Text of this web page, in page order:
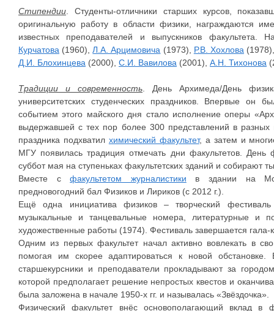
Стипендии . Студенты-отличники старших курсов,
оригинальную работу в области физики, награждаются
известных преподавателей и выпускников факультета.
Курчатова (1960),Л.А. Арцимовича (1973), Р.В. Хохлова
Д.И. Блохинцева (2000), С.И. Вавилова (2001), А.Н. Тихонова
Традиции и современность . День Архимеда/День
университетских студенческих праздников. Впервые
событием этого майского дня стало исполнение оперы
выдержавшей с тех пор более 300 представлений в
праздника подхватил химический факультет, а затем и
МГУ появилась традиция отмечать дни факультетов.
суббот мая на ступеньках факультетских зданий и собирают
Вместе сфакультетом журналистики в здании на
предновогодний бал Физиков и Лириков (с 2012 г.).
Ещё одна инициатива физиков – творческий
музыкальные и танцевальные номера, литературные и
художественные работы (1974). Фестиваль завершается гала-
Одним из первых факультет начал активно вовлекать в
помогая им скорее адаптироваться к новой обстановке.
старшекурсники и преподаватели прокладывают за
которой предполагает решение непростых квестов и
была заложена в начале 1950-х гг. и называлась «Звёздочка».
Физический факультет внёс основополагающий вклад в